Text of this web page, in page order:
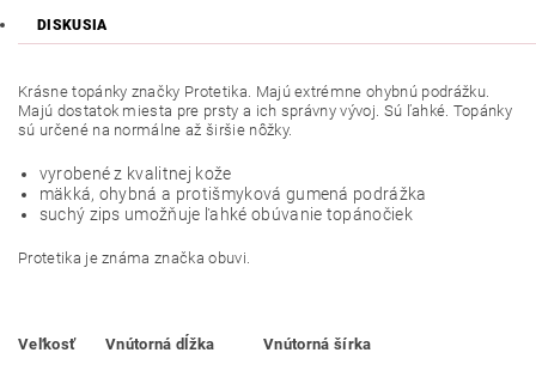
DISKUSIA
Krásne topánky značky Protetika. Majú extrémne ohybnú podrážku.
Majú dostatok miesta pre prsty a ich správny vývoj. Sú ľahké. Topánky
sú určené na normálne až širšie nôžky.
vyrobené z kvalitnej kože
mäkká, ohybná a protišmyková gumená podrážka
suchý zips umožňuje ľahké obúvanie topánočiek
Protetika je známa značka obuvi.
Veľkosť Vnútorná dĺžka Vnútorná šírka